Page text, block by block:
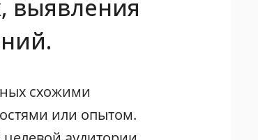
выявления
схожими
или опытом.